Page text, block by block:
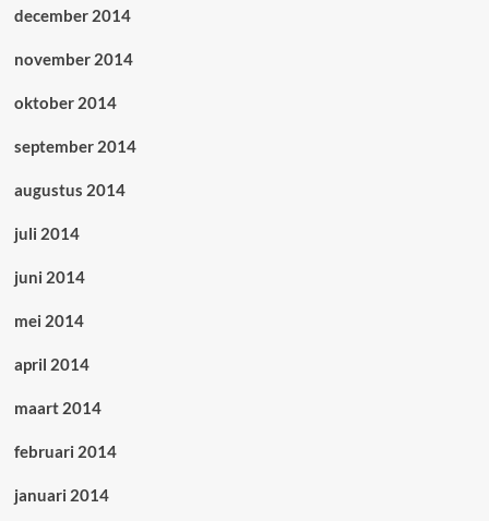
december 2014
november 2014
oktober 2014
september 2014
augustus 2014
juli 2014
juni 2014
mei 2014
april 2014
maart 2014
februari 2014
januari 2014